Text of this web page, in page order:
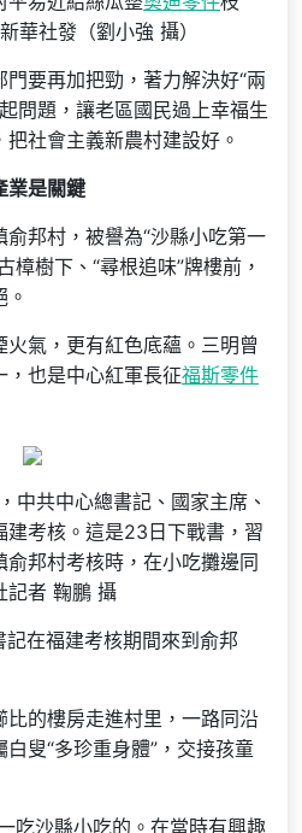
華社發（劉小強 攝）
要再加把勁，著力解決好“兩
問題，讓老區國民過上幸福生
社會主義新農村建設好。
業是關鍵
邦村，被譽為“沙縣小吃第一
樟樹下、“尋根追味”牌樓前，
氣，更有紅色底蘊。三明曾
，也是中心紅軍長征福斯零件
中共中心總書記、國家主席、
建考核。這是23日下戰書，習
邦村考核時，在小吃攤邊同
記者 鞠鵬 攝
在福建考核期間來到俞邦
比的樓房走進村里，一路同沿
叟“多珍重身體”，交接孩童
吃沙縣小吃的。在當時有興趣